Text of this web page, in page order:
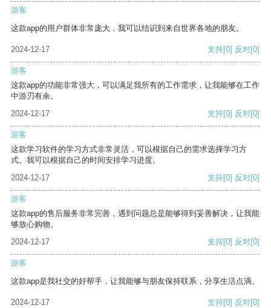
游客
这款app的用户群体非常庞大，我可以结识到来自世界各地的朋友。
2024-12-17 支持[0] 反对[0]
游客
这款app的功能非常强大，可以满足我所有的工作需求，让我能够在工作
中游刃有余。
2024-12-17
支持[0] 反对[0]
游客
这款学习软件的学习方式非常灵活，可以根据自己的需求选择学习方
式。我可以根据自己的时间安排学习进度。
2024-12-17
支持[0] 反对[0]
游客
这款app的售后服务非常完善，遇到问题总是能够得到妥善解决，让我能
够放心购物。
2024-12-17
支持[0] 反对[0]
游客
这款app是我社交的好帮手，让我能够与朋友保持联系，分享生活点滴。
2024-12-17 支持[0] 反对[0]